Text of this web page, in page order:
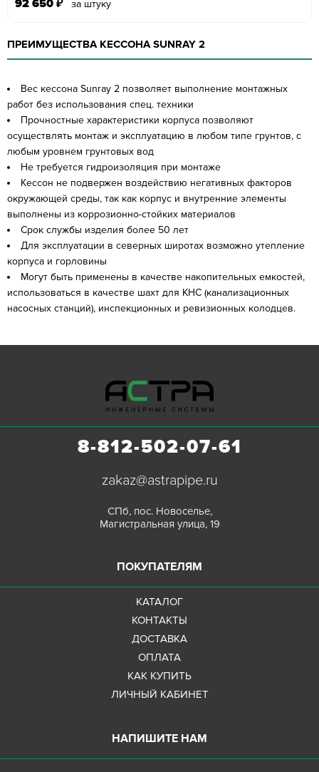
92 650 ₽ за штуку
ПРЕИМУЩЕСТВА КЕССОНА SUNRAY 2
Вес кессона Sunray 2 позволяет выполнение монтажных
работ без использования спец. техники
Прочностные характеристики корпуса позволяют
осуществлять монтаж и эксплуатацию в любом типе грунтов, с
любым уровнем грунтовых вод
Не требуется гидроизоляция при монтаже
Кессон не подвержен воздействию негативных факторов
окружающей среды, так как корпус и внутренние элементы
выполнены из коррозионно-стойких материалов
Срок службы изделия более 50 лет
Для эксплуатации в северных широтах возможно утепление
корпуса и горловины
Могут быть применены в качестве накопительных емкостей,
использоваться в качестве шахт для КНС (канализационных
насосных станций), инспекционных и ревизионных колодцев.
8-812-502-07-61
zakaz@astrapipe.ru
СПб, пос. Новоселье,
Магистральная улица, 19
ПОКУПАТЕЛЯМ
КАТАЛОГ
КОНТАКТЫ
ДОСТАВКА
ОПЛАТА
КАК КУПИТЬ
ЛИЧНЫЙ КАБИНЕТ
НАПИШИТЕ НАМ